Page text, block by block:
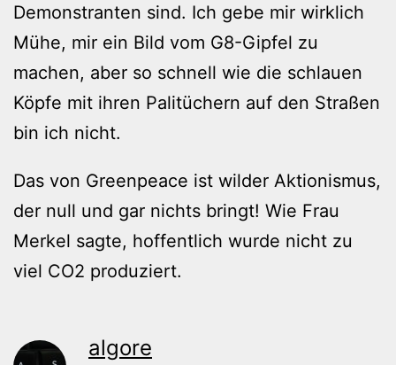
Demonstranten sind. Ich gebe mir wirklich
Mühe, mir ein Bild vom G8-Gipfel zu
machen, aber so schnell wie die schlauen
Köpfe mit ihren Palitüchern auf den Straßen
bin ich nicht.
Das von Greenpeace ist wilder Aktionismus,
der null und gar nichts bringt! Wie Frau
Merkel sagte, hoffentlich wurde nicht zu
viel CO2 produziert.
algore